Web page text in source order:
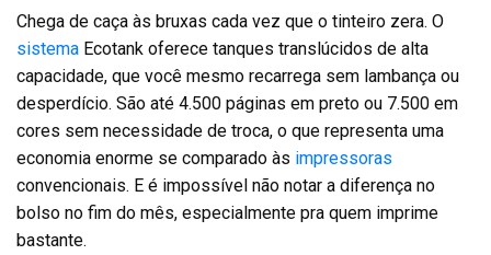
Chega de caça às bruxas cada vez que o tinteiro zera. O
sistema Ecotank oferece tanques translúcidos de alta
capacidade, que você mesmo recarrega sem lambança ou
desperdício. São até 4.500 páginas em preto ou 7.500 em
cores sem necessidade de troca, o que representa uma
economia enorme se comparado às impressoras
convencionais. E é impossível não notar a diferença no
bolso no fim do mês, especialmente pra quem imprime
bastante.